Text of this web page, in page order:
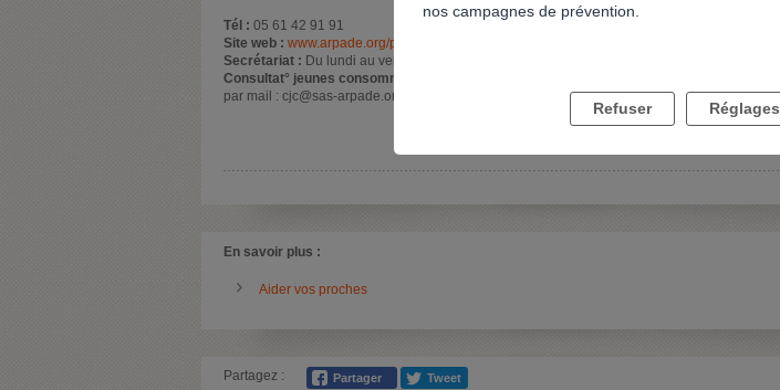
Tél : 05 61 42 91 91
Site web : www.arpade.org/point-ecoute/
Secrétariat : Du lundi au vendredi 10h-13h/14h-18h
Consultat° jeunes consommateurs :
par mail : cjc@sas-arpade.org
VOIR LA
En savoir plus :
Aider vos proches
Partagez :
nos campagnes de prévention.
Refuser Réglages